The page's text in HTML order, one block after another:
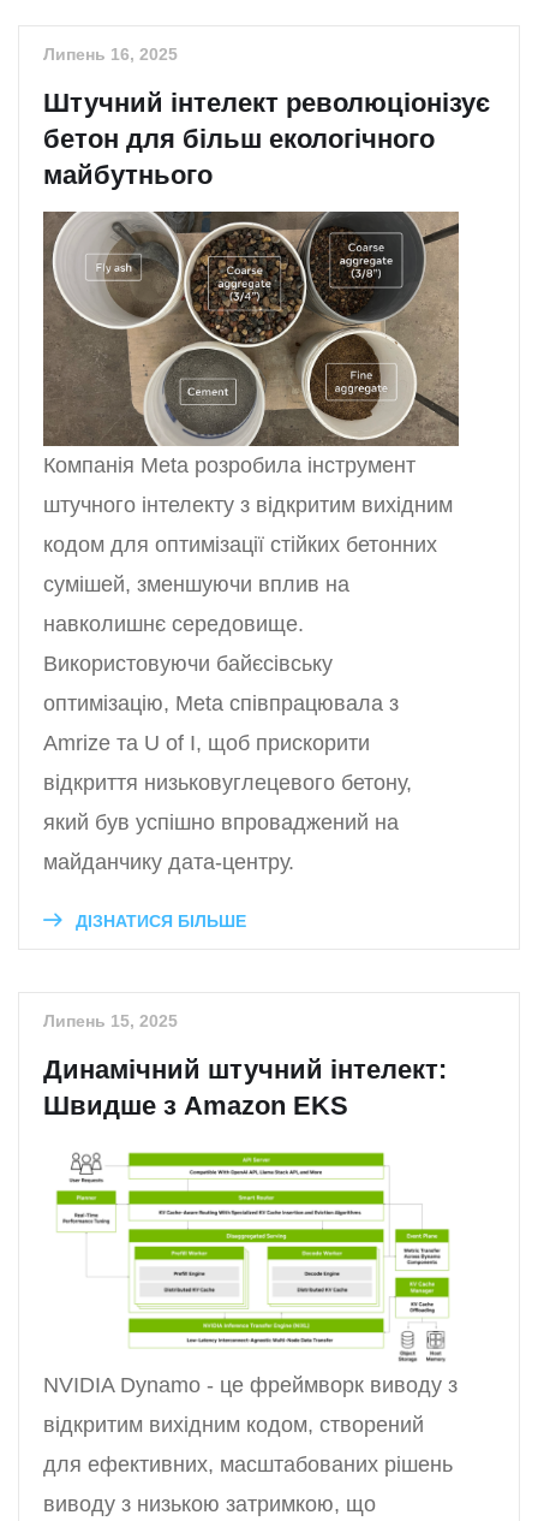
Липень 16, 2025
Штучний інтелект революціонізує
бетон для більш екологічного
майбутнього
Компанія Meta розробила інструмент
штучного інтелекту з відкритим вихідним
кодом для оптимізації стійких бетонних
сумішей, зменшуючи вплив на
навколишнє середовище.
Використовуючи байєсівську
оптимізацію, Meta співпрацювала з
Amrize та U of I, щоб прискорити
відкриття низьковуглецевого бетону,
який був успішно впроваджений на
майданчику дата-центру.
ДІЗНАТИСЯ БІЛЬШЕ
Липень 15, 2025
Динамічний штучний інтелект:
Швидше з Amazon EKS
NVIDIA Dynamo - це фреймворк виводу з
відкритим вихідним кодом, створений
для ефективних, масштабованих рішень
виводу з низькою затримкою, що